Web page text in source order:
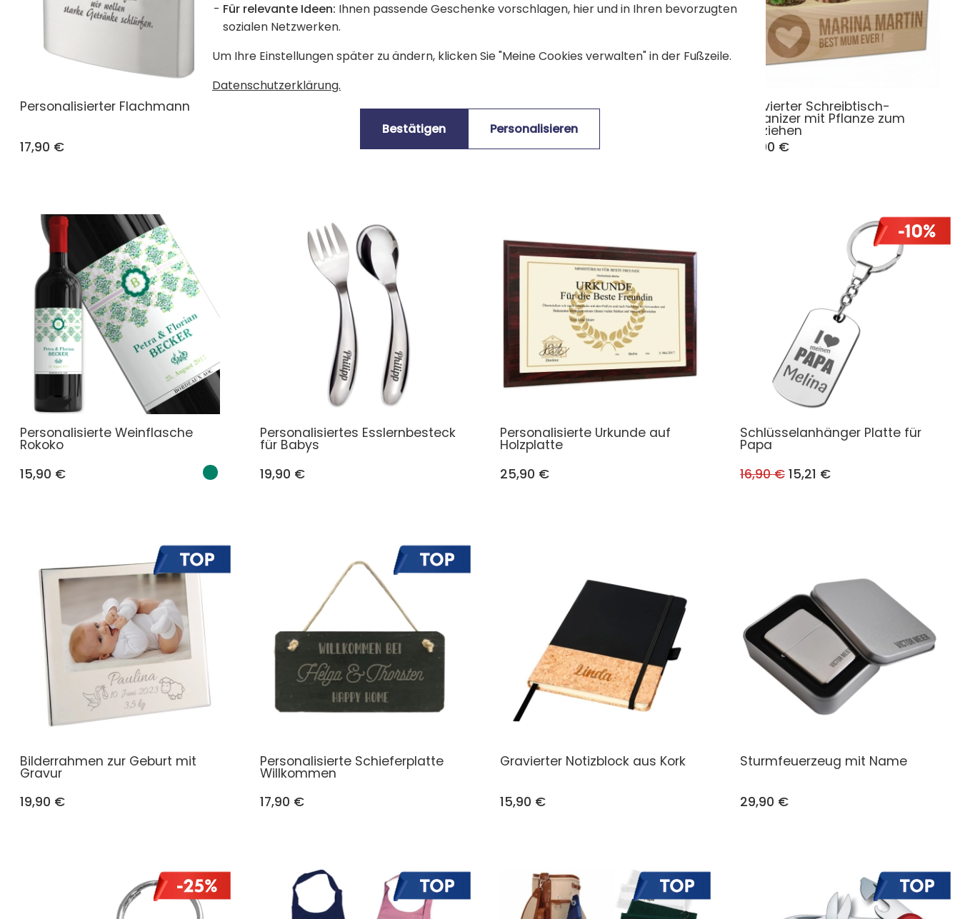
Personalisierter Flachmann
17,90 €
Personalisierte Tasse mit 2er-Set Sektgläser mit Gravur
19,90 €
Gravierter Schreibtisch-
Organizer mit Pflanze zum
Aufziehen
25,90 €
Personalisierte Weinflasche
Rokoko
15,90 €
Personalisiertes Esslernbesteck
für Babys
19,90 €
Personalisierte Urkunde auf
Holzplatte
25,90 €
Schlüsselanhänger Platte für
Papa
16,90 €15,21 €
Bilderrahmen zur Geburt mit
Gravur
19,90 €
Personalisierte Schieferplatte
Willkommen
17,90 €
Gravierter Notizblock aus Kork
15,90 €
Sturmfeuerzeug mit Name
29,90 €
Für relevante Ideen: Ihnen passende Geschenke vorschlagen, hier und in Ihren bevorzugten
sozialen Netzwerken.
Um Ihre Einstellungen später zu ändern, klicken Sie "Meine Cookies verwalten" in der Fußzeile.
Datenschutzerklärung.
Bestätigen Personalisieren